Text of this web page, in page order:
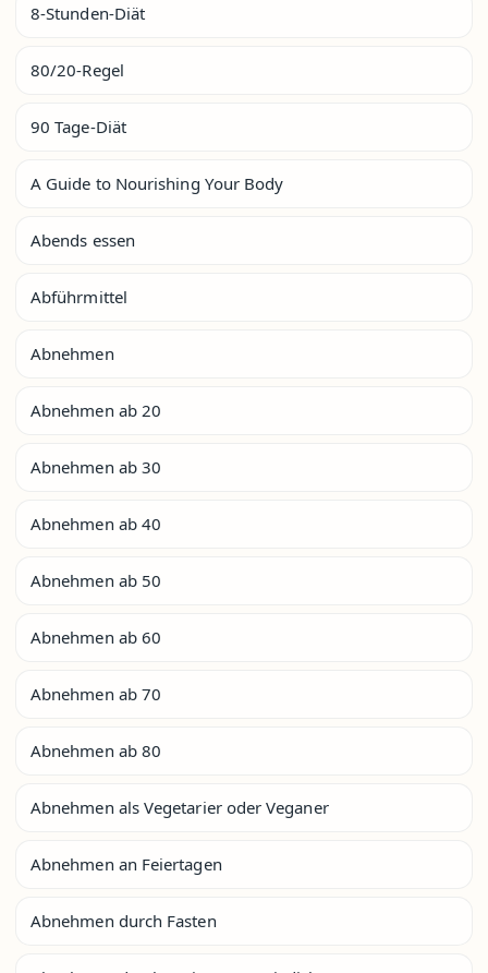
8-Stunden-Diät
80/20-Regel
90 Tage-Diät
A Guide to Nourishing Your Body
Abends essen
Abführmittel
Abnehmen
Abnehmen ab 20
Abnehmen ab 30
Abnehmen ab 40
Abnehmen ab 50
Abnehmen ab 60
Abnehmen ab 70
Abnehmen ab 80
Abnehmen als Vegetarier oder Veganer
Abnehmen an Feiertagen
Abnehmen durch Fasten